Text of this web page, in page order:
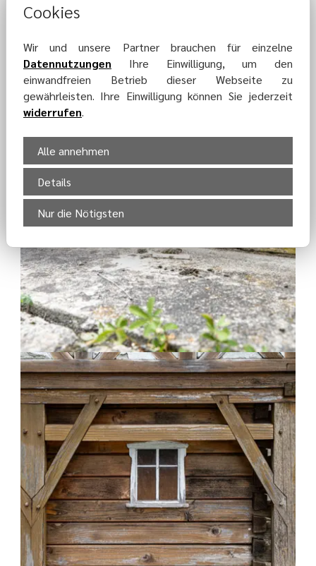
Cookies
Wir und unsere Partner brauchen für einzelne
Datennutzungen Ihre Einwilligung, um den
einwandfreien Betrieb dieser Webseite zu
gewährleisten. Ihre Einwilligung können Sie jederzeit
widerrufen.
Alle annehmen
Details
Nur die Nötigsten